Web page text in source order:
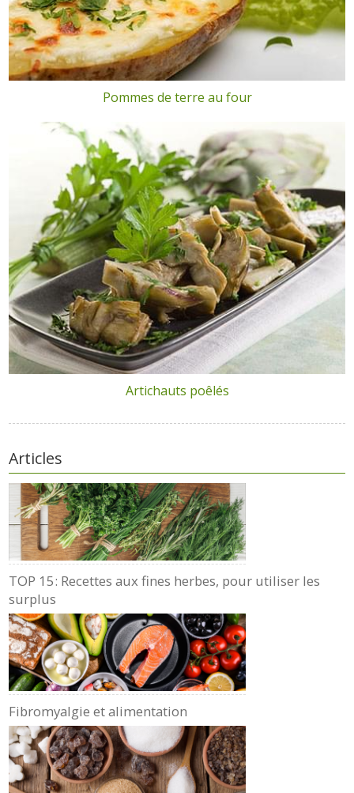
Pommes de terre au four
Artichauts poêlés
Articles
TOP 15: Recettes aux fines herbes, pour utiliser les
surplus
Fibromyalgie et alimentation